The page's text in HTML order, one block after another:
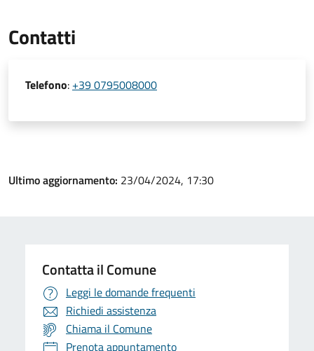
Contatti
Telefono: +39 0795008000
Ultimo aggiornamento: 23/04/2024, 17:30
Contatta il Comune
Leggi le domande frequenti
Richiedi assistenza
Chiama il Comune
Prenota appuntamento